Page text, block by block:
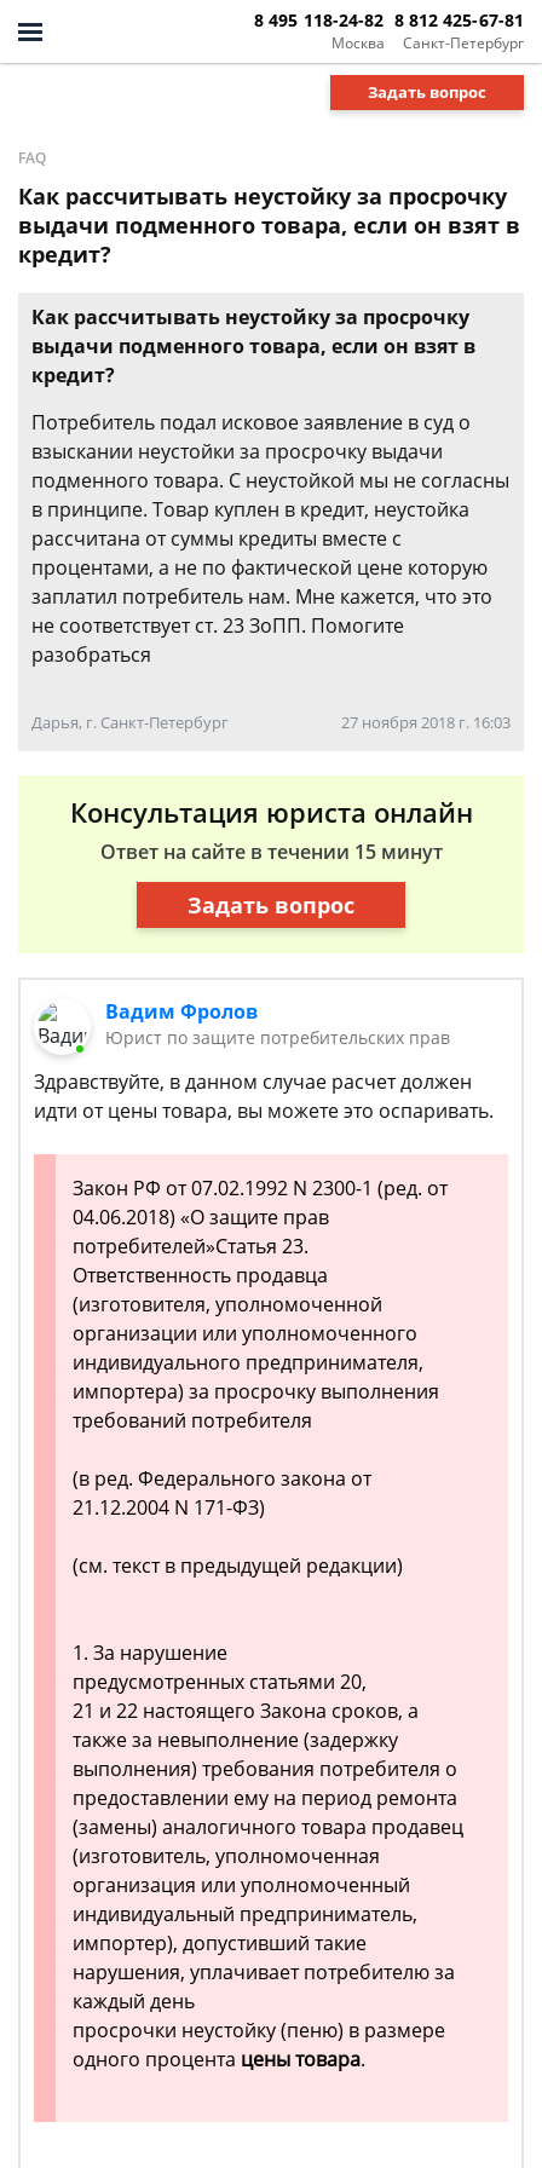
Москва
8 495 118-24-82
Санкт-Петербург
8 812 425-67-81
Задать вопрос
FAQ
Как рассчитывать неустойку за просрочку
выдачи подменного товара, если он взят в
кредит?
Как рассчитывать неустойку за просрочку
выдачи подменного товара, если он взят в
кредит?
Потребитель подал исковое заявление в суд о
взыскании неустойки за просрочку выдачи
подменного товара. С неустойкой мы не согласны
в принципе. Товар куплен в кредит, неустойка
рассчитана от суммы кредиты вместе с
процентами, а не по фактической цене которую
заплатил потребитель нам. Мне кажется, что это
не соответствует ст. 23 ЗоПП. Помогите
разобраться
Дарья, г. Санкт-Петербург 27 ноября 2018 г. 16:03
Консультация юриста онлайн
Ответ на сайте в течении 15 минут
Задать вопрос
Вадим Фролов
Юрист по защите потребительских прав
Здравствуйте, в данном случае расчет должен
идти от цены товара, вы можете это оспаривать.
Закон РФ от 07.02.1992 N 2300-1 (ред. от
04.06.2018) «О защите прав
потребителей»Статья 23.
Ответственность продавца
(изготовителя, уполномоченной
организации или уполномоченного
индивидуального предпринимателя,
импортера) за просрочку выполнения
требований потребителя
(в ред. Федерального закона от
21.12.2004 N 171-ФЗ)
(см. текст в предыдущей редакции)
1. За нарушение
предусмотренных статьями 20,
21 и 22 настоящего Закона сроков, а
также за невыполнение (задержку
выполнения) требования потребителя о
предоставлении ему на период ремонта
(замены) аналогичного товара продавец
(изготовитель, уполномоченная
организация или уполномоченный
индивидуальный предприниматель,
импортер), допустивший такие
нарушения, уплачивает потребителю за
каждый день
просрочки неустойку (пеню) в размере
одного процента цены товара.